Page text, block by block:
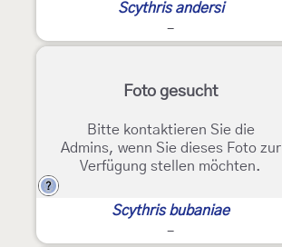
Scythris andersi
-
Foto gesucht
Bitte kontaktieren Sie die
Admins, wenn Sie dieses Foto zur
Verfügung stellen möchten.
?
Scythris bubaniae
-